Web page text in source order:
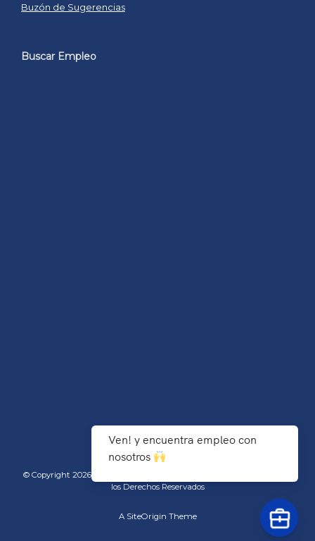
Buzón de Sugerencias
Buscar Empleo
Ven! y encuentra empleo con
nosotros
© Copyright 2026 TecNM/Instituto Tecnológico de Agua Prieta - Todos
los Derechos Reservados
A SiteOrigin Theme